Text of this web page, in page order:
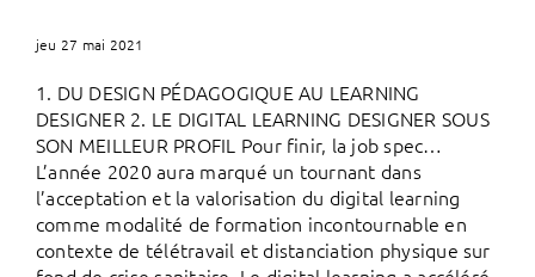
jeu 27 mai 2021
1. DU DESIGN PÉDAGOGIQUE AU LEARNING
DESIGNER 2. LE DIGITAL LEARNING DESIGNER SOUS
SON MEILLEUR PROFIL Pour finir, la job spec…
L’année 2020 aura marqué un tournant dans
l’acceptation et la valorisation du digital learning
comme modalité de formation incontournable en
contexte de télétravail et distanciation physique sur